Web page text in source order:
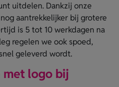
uitdelen. Dankzij onze
aantrekkelijker bij grotere
is 5 tot 10 werkdagen na
regelen we ook spoed,
geleverd wordt.
met logo bij